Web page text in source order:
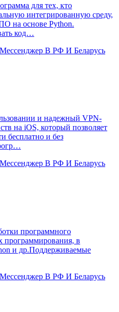
для тех, кто
интегрированную среду,
на основе Python.
код…
и надежный VPN-
на iOS, который позволяет
бесплатно и без
программного
программирования, в
и др.Поддерживаемые